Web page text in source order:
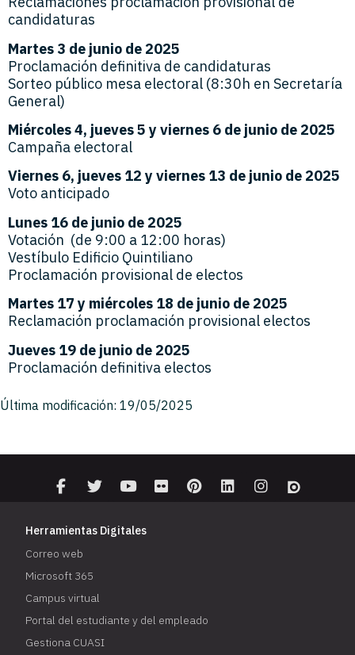
candidaturas
Martes 3 de junio de 2025
Proclamación definitiva de candidaturas
Sorteo público mesa electoral (8:30h en Secretaría
General)
Miércoles 4, jueves 5 y viernes 6 de junio de 2025
Campaña electoral
Viernes 6, jueves 12 y viernes 13 de junio de 2025
Voto anticipado
Lunes 16 de junio de 2025
Votación (de 9:00 a 12:00 horas)
Vestíbulo Edificio Quintiliano
Proclamación provisional de electos
Martes 17 y miércoles 18 de junio de 2025
Reclamación proclamación provisional electos
Jueves 19 de junio de 2025
Proclamación definitiva electos
Última modificación: 19/05/2025
Herramientas Digitales
Correo web
Microsoft 365
Campus virtual
Portal del estudiante y del empleado
Gestiona CUASI